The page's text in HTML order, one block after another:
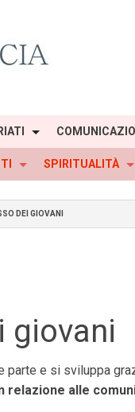
SPIRITUALITÀ
DEI GIOVANI
giovani
parte e si sviluppa
alle